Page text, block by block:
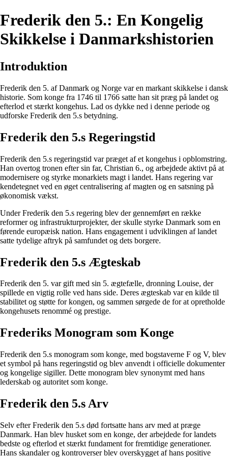
Frederik den 5.: En Kongelig
Skikkelse i Danmarkshistorien
Introduktion
Frederik den 5. af Danmark og Norge var en markant skikkelse i dansk
historie. Som konge fra 1746 til 1766 satte han sit præg på landet og
efterlod et stærkt kongehus. Lad os dykke ned i denne periode og
udforske Frederik den 5.s betydning.
Frederik den 5.s Regeringstid
Frederik den 5.s regeringstid var præget af et kongehus i opblomstring.
Han overtog tronen efter sin far, Christian 6., og arbejdede aktivt på at
modernisere og styrke monarkiets magt i landet. Hans regering var
kendetegnet ved en øget centralisering af magten og en satsning på
økonomisk vækst.
Under Frederik den 5.s regering blev der gennemført en række
reformer og infrastrukturprojekter, der skulle styrke Danmark som en
førende europæisk nation. Hans engagement i udviklingen af landet
satte tydelige aftryk på samfundet og dets borgere.
Frederik den 5.s Ægteskab
Frederik den 5. var gift med sin 5. ægtefælle, dronning Louise, der
spillede en vigtig rolle ved hans side. Deres ægteskab var en kilde til
stabilitet og støtte for kongen, og sammen sørgede de for at opretholde
kongehusets renommé og prestige.
Frederiks Monogram som Konge
Frederik den 5.s monogram som konge, med bogstaverne F og V, blev
et symbol på hans regeringstid og blev anvendt i officielle dokumenter
og kongelige sigiller. Dette monogram blev synonymt med hans
lederskab og autoritet som konge.
Frederik den 5.s Arv
Selv efter Frederik den 5.s død fortsatte hans arv med at præge
Danmark. Han blev husket som en konge, der arbejdede for landets
bedste og efterlod et stærkt fundament for fremtidige generationer.
Hans skandaler og kontroverser blev overskygget af hans positive